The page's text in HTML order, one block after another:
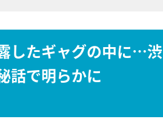
したギャグの中に…
話で明らかに